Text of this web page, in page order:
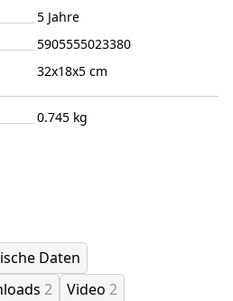
5 Jahre
5905555023380
32x18x5 cm
0.745 kg
Daten
2 Video 2